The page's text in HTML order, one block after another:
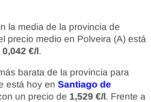
la media de la provincia de
precio medio en Polveira (A) está
€/l.
barata de la provincia para
está hoy en Santiago de
un precio de 1,529 €/l. Frente a